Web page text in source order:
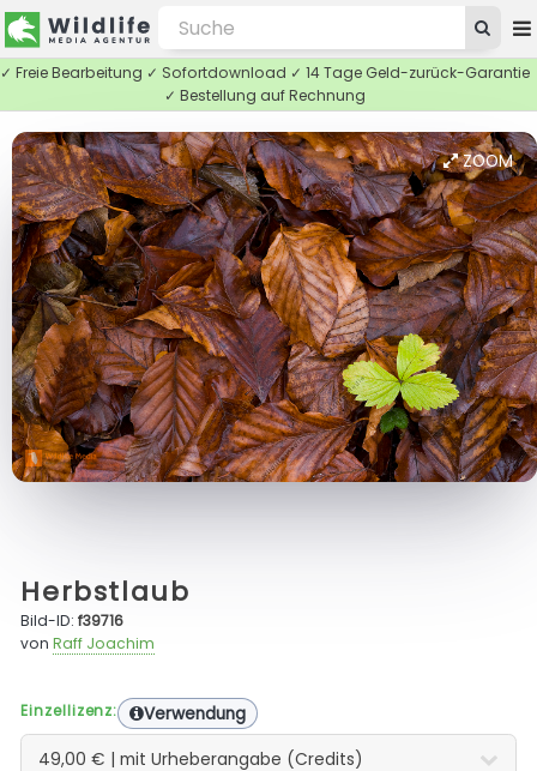
✓ Freie Bearbeitung ✓ Sofortdownload ✓ 14 Tage Geld-zurück-Garantie
✓ Bestellung auf Rechnung
ZOOM
Herbstlaub
Bild-ID:f39716
vonRaff Joachim
Einzellizenz: Verwendung